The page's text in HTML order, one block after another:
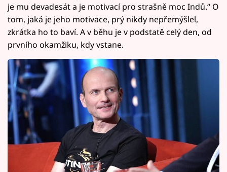
je mu devadesát a je motivací pro strašně moc Indů.“ O
tom, jaká je jeho motivace, prý nikdy nepřemýšlel,
zkrátka ho to baví. A v běhu je v podstatě celý den, od
prvního okamžiku, kdy vstane.